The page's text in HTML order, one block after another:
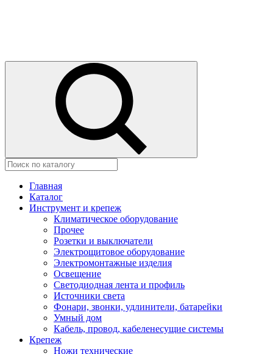
Главная
Каталог
Инструмент и крепеж
Климатическое оборудование
Прочее
Розетки и выключатели
Электрощитовое оборудование
Электромонтажные изделия
Освещение
Светодиодная лента и профиль
Источники света
Фонари, звонки, удлинители, батарейки
Умный дом
Кабель, провод, кабеленесущие системы
Крепеж
Ножи технические